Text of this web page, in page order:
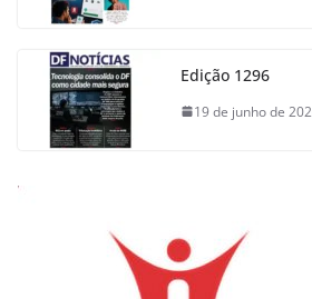
Edição 1296
19 de junho de